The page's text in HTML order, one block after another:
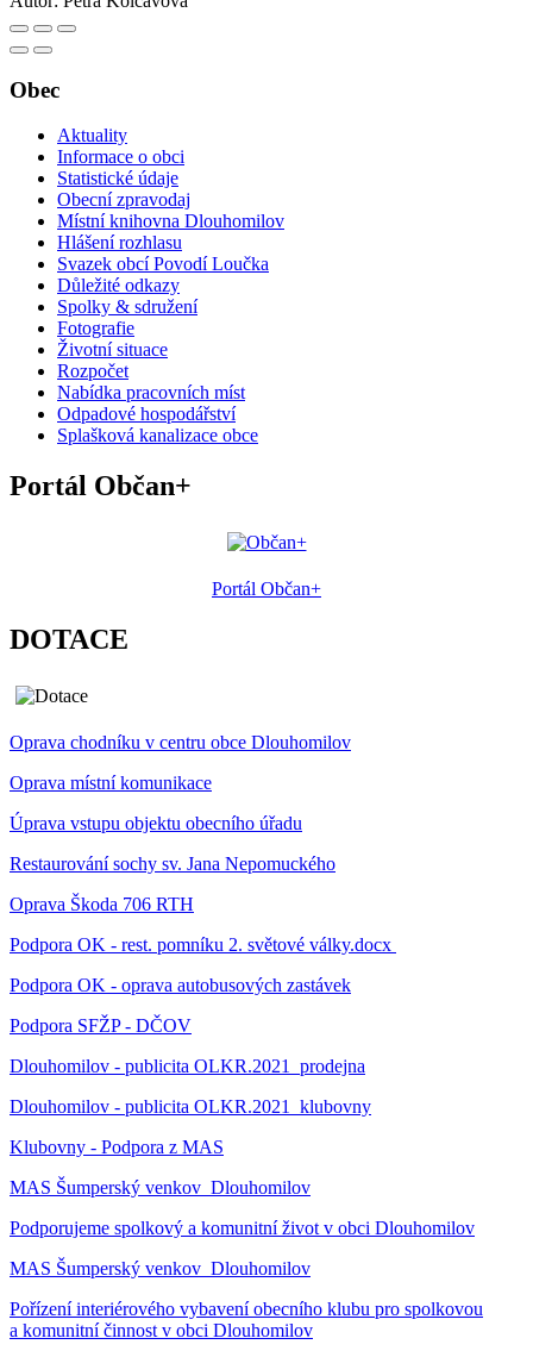
Obec
Aktuality
Informace o obci
Statistické údaje
Obecní zpravodaj
Místní knihovna Dlouhomilov
Hlášení rozhlasu
Svazek obcí Povodí Loučka
Důležité odkazy
Spolky & sdružení
Fotografie
Životní situace
Rozpočet
Nabídka pracovních míst
Odpadové hospodářství
Splašková kanalizace obce
Portál Občan+
Portál Občan+
DOTACE
Oprava chodníku v centru obce Dlouhomilov
Oprava místní komunikace
Úprava vstupu objektu obecního úřadu
Restaurování sochy sv. Jana Nepomuckého
Oprava Škoda 706 RTH
Podpora OK - rest. pomníku 2. světové války.docx
Podpora OK - oprava autobusových zastávek
Podpora SFŽP - DČOV
Dlouhomilov - publicita OLKR.2021_prodejna
Dlouhomilov - publicita OLKR.2021_klubovny
Klubovny - Podpora z MAS
MAS Šumperský venkov_Dlouhomilov
Podporujeme spolkový a komunitní život v obci Dlouhomilov
MAS Šumperský venkov_Dlouhomilov
Pořízení interiérového vybavení obecního klubu pro spolkovou
a komunitní činnost v obci Dlouhomilov